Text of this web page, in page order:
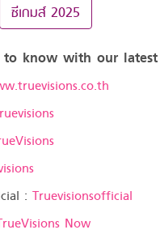
ซีเกมส์ 2025
know with our
: Truevisionsofficial
Now